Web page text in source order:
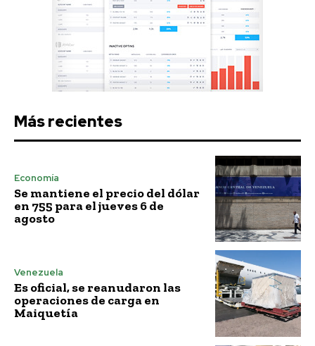
Más recientes
Economía
Se mantiene el precio del dólar
en 755 para el jueves 6 de
agosto
Venezuela
Es oficial, se reanudaron las
operaciones de carga en
Maiquetía